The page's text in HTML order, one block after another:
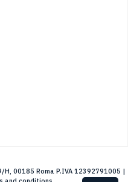
00185 Roma P.IVA 12392791005 |